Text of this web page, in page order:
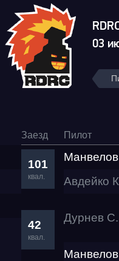
03
Заезд Пилот
101
квал.
Авдейко
42
квал.
Дурнев С.